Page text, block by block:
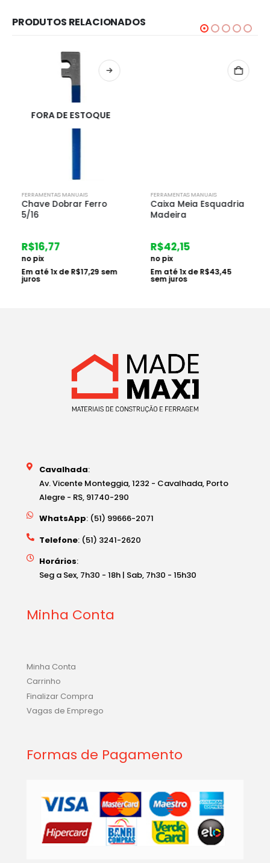
PRODUTOS RELACIONADOS
FORA DE ESTOQUE
FERRAMENTAS MANUAIS
Chave Dobrar Ferro
5/16
R$16,77
no pix
Em até1x deR$17,29 sem
juros
FERRAMENTAS MANUAIS
Caixa Meia Esquadria
Madeira
R$42,15
no pix
Em até1x deR$43,45
sem juros
Cavalhada:
Av. Vicente Monteggia, 1232 - Cavalhada, Porto
Alegre - RS, 91740-290
WhatsApp: (51) 99666-2071
Telefone: (51) 3241-2620
Horários:
Seg a Sex, 7h30 - 18h | Sab, 7h30 - 15h30
Minha Conta
Minha Conta
Carrinho
Finalizar Compra
Vagas de Emprego
Formas de Pagamento